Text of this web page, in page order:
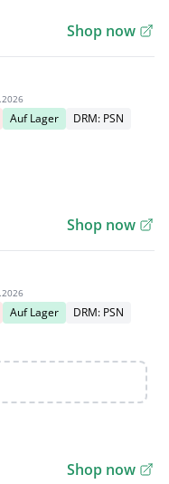
Shop now
Auf Lager
DRM: PSN
Shop now
Auf Lager
DRM: PSN
Shop now